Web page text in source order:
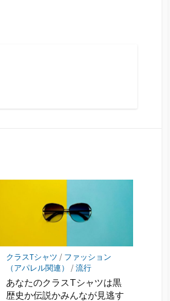
クラスTシャツ / ファッション
（アパレル関連）
/流行
あなたのクラスTシャツは黒
歴史か伝説かみんなが見逃す